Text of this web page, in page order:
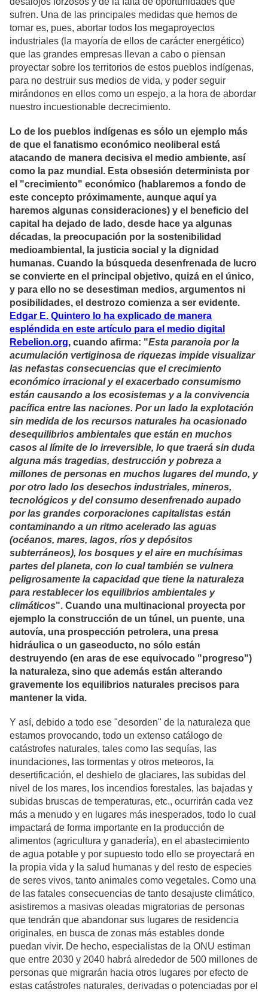
sufren. Una de las principales medidas que hemos de
tomar es, pues, abortar todos los megaproyectos
industriales (la mayoría de ellos de carácter energético)
que las grandes empresas llevan a cabo o piensan
proyectar sobre los territorios de estos pueblos indígenas,
para no destruir sus medios de vida, y poder seguir
mirándonos en ellos como un espejo, a la hora de abordar
nuestro incuestionable decrecimiento.
Lo de los pueblos indígenas es sólo un ejemplo más
de que el fanatismo económico neoliberal está
atacando de manera decisiva el medio ambiente, así
como la paz mundial. Esta obsesión determinista por
el "crecimiento" económico (hablaremos a fondo de
este concepto próximamente, aunque aquí ya
haremos algunas consideraciones) y el beneficio del
capital ha dejado de lado, desde hace ya algunas
décadas, la preocupación por la sostenibilidad
medioambiental, la justicia social y la dignidad
humanas. Cuando la búsqueda desenfrenada de lucro
se convierte en el principal objetivo, quizá en el único,
y para ello no se desestiman medios, argumentos ni
posibilidades, el destrozo comienza a ser evidente.
Edgar E. Quintero lo ha explicado de manera
espléndida en este artículo para el medio digital
Rebelion.org, cuando afirma: "Esta paranoia por la
acumulación vertiginosa de riquezas impide visualizar
las nefastas consecuencias que el crecimiento
económico irracional y el exacerbado consumismo
están causando a los ecosistemas y a la convivencia
pacífica entre las naciones. Por un lado la explotación
sin medida de los recursos naturales ha ocasionado
desequilibrios ambientales que están en muchos
casos al límite de lo irreversible, lo que traerá sin duda
alguna más tragedias, destrucción y pobreza a
millones de personas en muchos lugares del mundo, y
por otro lado los desechos industriales, mineros,
tecnológicos y del consumo desenfrenado aupado
por las grandes corporaciones capitalistas están
contaminando a un ritmo acelerado las aguas
(océanos, mares, lagos, ríos y depósitos
subterráneos), los bosques y el aire en muchísimas
partes del planeta, con lo cual también se vulnera
peligrosamente la capacidad que tiene la naturaleza
para restablecer los equilibrios ambientales y
climáticos". Cuando una multinacional proyecta por
ejemplo la construcción de un túnel, un puente, una
autovía, una prospección petrolera, una presa
hidráulica o un gaseoducto, no sólo están
destruyendo (en aras de ese equivocado "progreso")
la naturaleza, sino que además están alterando
gravemente los equilibrios naturales precisos para
mantener la vida.
Y así, debido a todo ese "desorden" de la naturaleza que
estamos provocando, todo un extenso catálogo de
catástrofes naturales, tales como las sequías, las
inundaciones, las tormentas y otros meteoros, la
desertificación, el deshielo de glaciares, las subidas del
nivel de los mares, los incendios forestales, las bajadas y
subidas bruscas de temperaturas, etc., ocurrirán cada vez
más a menudo y en lugares más inesperados, todo lo cual
impactará de forma importante en la producción de
alimentos (agricultura y ganadería), en el abastecimiento
de agua potable y por supuesto todo ello se proyectará en
la propia vida y la salud humanas y del resto de especies
de seres vivos, tanto animales como vegetales. Como una
de las fatales consecuencias de tanto desajuste climático,
asistiremos a masivas oleadas migratorias de personas
que tendrán que abandonar sus lugares de residencia
originales, en busca de zonas más estables donde
puedan vivir. De hecho, especialistas de la ONU estiman
que entre 2030 y 2040 habrá alrededor de 500 millones de
personas que migrarán hacia otros lugares por efecto de
estas catástrofes naturales, derivadas o potenciadas por el